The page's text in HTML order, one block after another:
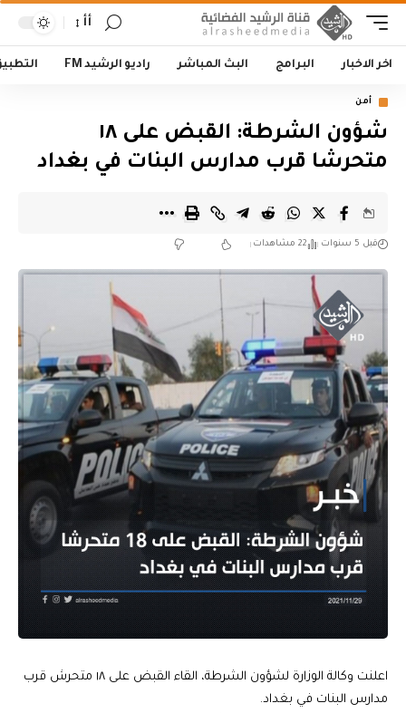
أأ
اخر الاخبار البرامج البث المباشر راديو الرشيد FM
أمن
شؤون الشرطة: القبض على ١٨
متحرشا قرب مدارس البنات في بغداد
قبل 5 سنوات 22 مشاهدات
اعلنت وكالة الوزارة لشؤون الشرطة، القاء القبض على ١٨ متحرش قرب
مدارس البنات في بغداد.